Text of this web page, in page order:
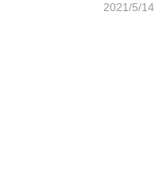
2021/5/14